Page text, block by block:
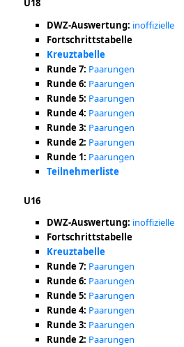
U18
DWZ-Auswertung: inoffizielle
Fortschrittstabelle
Kreuztabelle
Runde 7: Paarungen
Runde 6: Paarungen
Runde 5: Paarungen
Runde 4: Paarungen
Runde 3: Paarungen
Runde 2: Paarungen
Runde 1: Paarungen
Teilnehmerliste
U16
DWZ-Auswertung: inoffizielle
Fortschrittstabelle
Kreuztabelle
Runde 7: Paarungen
Runde 6: Paarungen
Runde 5: Paarungen
Runde 4: Paarungen
Runde 3: Paarungen
Runde 2: Paarungen